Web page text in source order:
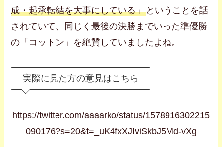
成・起承転結を大事にしている」 ということを話
されていて、同じく最後の決勝までいった準優勝
の「コットン」を絶賛していましたよね。
実際に見た方の意見はこちら
https://twitter.com/aaaarko/status/1578916302215
090176?s=20&t=_uK4fxXJIviSkbJ5Md-vXg